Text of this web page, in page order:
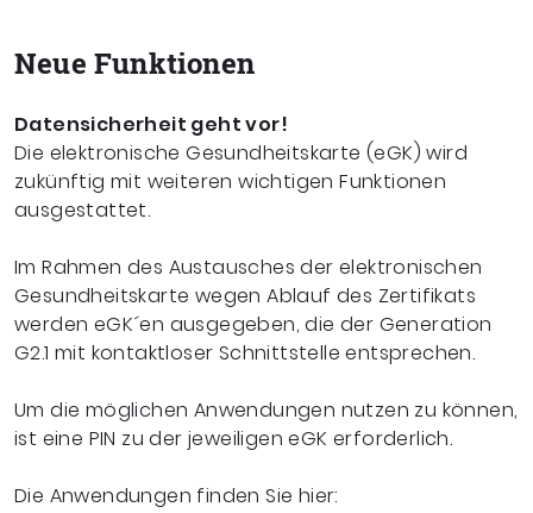
Neue Funktionen
Datensicherheit geht vor!
Die elektronische Gesundheitskarte (eGK) wird
zukünftig mit weiteren wichtigen Funktionen
ausgestattet.
Im Rahmen des Austausches der elektronischen
Gesundheitskarte wegen Ablauf des Zertifikats
werden eGK´en ausgegeben, die der Generation
G2.1 mit kontaktloser Schnittstelle entsprechen.
Um die möglichen Anwendungen nutzen zu können,
ist eine PIN zu der jeweiligen eGK erforderlich.
Die Anwendungen finden Sie hier: